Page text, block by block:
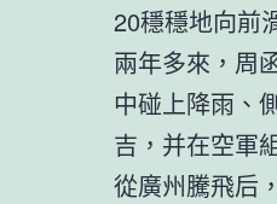
20穩穩地向前
兩年多來，周
中碰上降雨、
吉，并在空軍
從廣州騰飛后